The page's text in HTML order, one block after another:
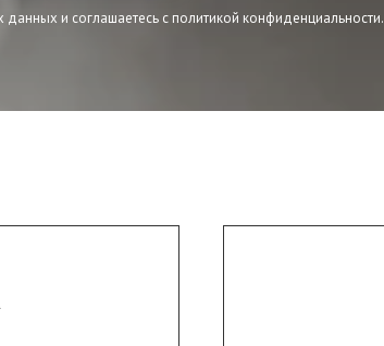
и соглашаетесь c политикой конфиденциальности.